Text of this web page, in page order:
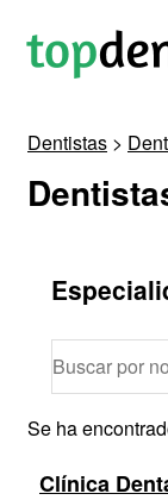
BUSCAR
CONTACTAR
Dentistas >
Se ha
Clínica